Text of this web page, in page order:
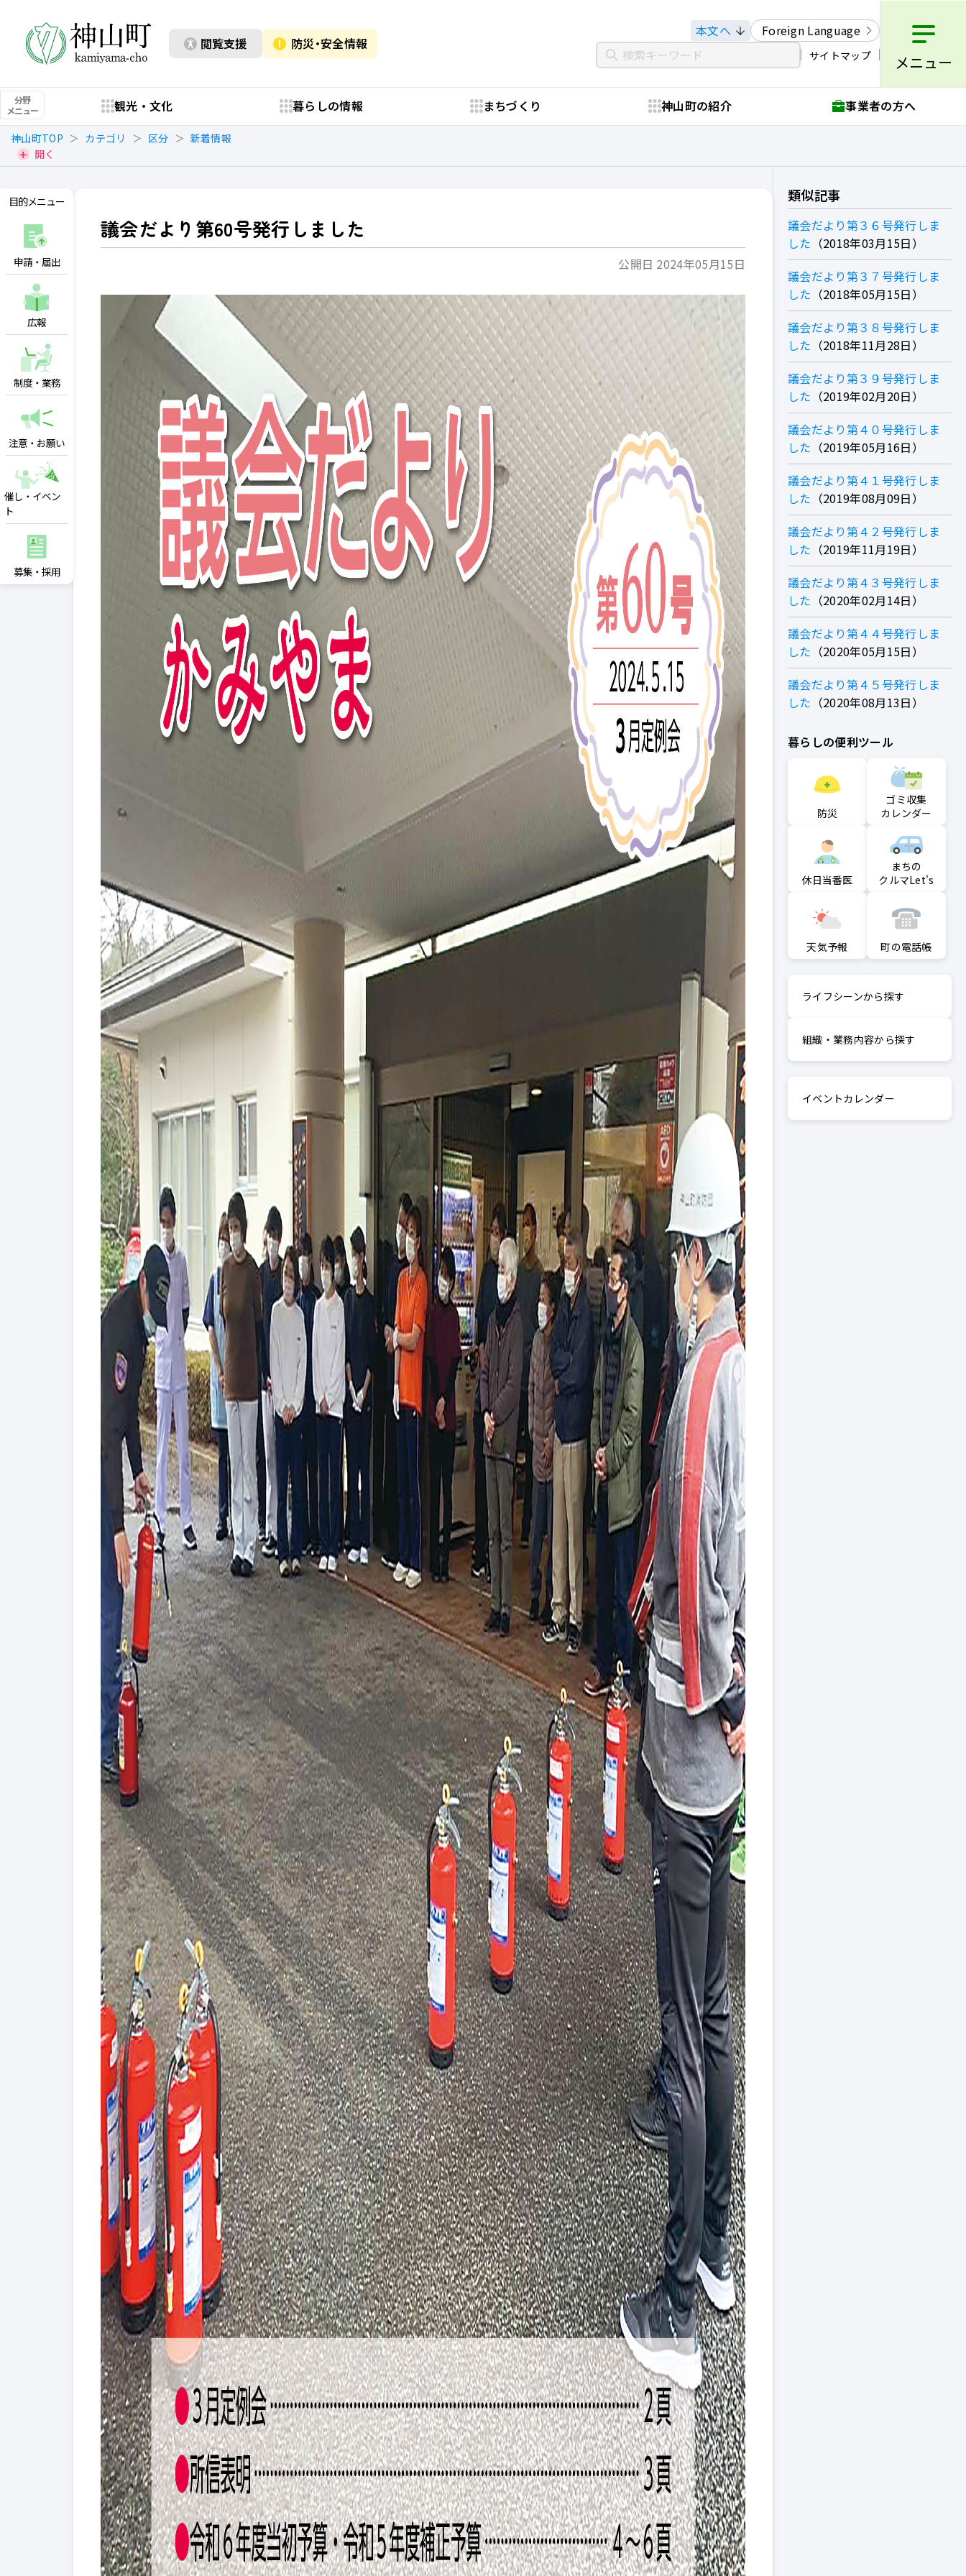
閲覧支援 防災・安全情報
本文へ Foreign Language
サイトマップ メニュー
分野
メニュー
観光・文化 暮らしの情報 まちづくり 神山町の紹介 事業者の方へ
神山町TOP カテゴリ 区分
新着情報
開く
目的メニュー
申請・届出
広報
制度・業務
注意・お願い
催し・イベン
ト
募集・採用
議会だより第60号発行しました
公開日 2024年05月15日
類似記事
議会だより第３６号発行しま
した
2018年03月15日
議会だより第３７号発行しま
した
2018年05月15日
議会だより第３８号発行しま
した
2018年11月28日
議会だより第３９号発行しま
した
2019年02月20日
議会だより第４０号発行しま
した
2019年05月16日
議会だより第４１号発行しま
した
2019年08月09日
議会だより第４２号発行しま
した
2019年11月19日
議会だより第４３号発行しま
した
2020年02月14日
議会だより第４４号発行しま
した
2020年05月15日
議会だより第４５号発行しま
した
2020年08月13日
暮らしの便利ツール
防災
ゴミ収集
カレンダー
休日当番医
まちの
クルマLet's
天気予報 町の電話帳
ライフシーンから探す
組織・業務内容から探す
イベントカレンダー